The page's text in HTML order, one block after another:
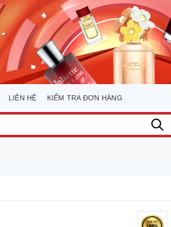
LIÊN HỆ KIỂM TRA ĐƠN HÀNG